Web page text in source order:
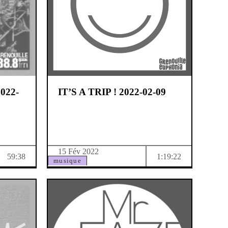
59:38 musique
IT’S A TRIP ! 2022-02-09
15 Fév 2022
1:19:22